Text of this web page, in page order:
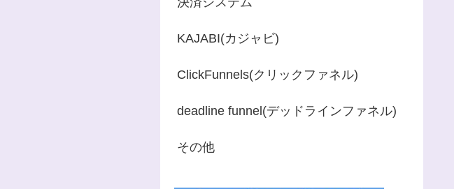
KAJABI(カジャビ)
ClickFunnels(クリックファネル)
deadline funnel(デッドラインファネル)
その他